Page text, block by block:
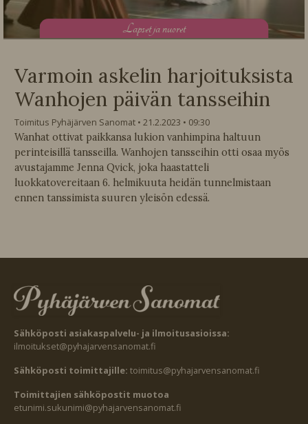
Lapset ja nuoret
Varmoin askelin harjoituksista
Wanhojen päivän tansseihin
Toimitus Pyhäjärven Sanomat 21.2.2023
09:30
Wanhat ottivat paikkansa lukion vanhimpina haltuun
perinteisillä tansseilla. Wanhojen tansseihin otti osaa myös
avustajamme Jenna Qvick, joka haastatteli
luokkatovereitaan 6. helmikuuta heidän tunnelmistaan
ennen tanssimista suuren yleisön edessä.
Sähköposti asiakaspalvelu- ja ilmoitusasioissa:
ilmoitukset@pyhajarvensanomat.fi
Sähköposti toimittajille: toimitus@pyhajarvensanomat.fi
Toimittajien sähköpostit muotoa
etunimi.sukunimi@pyhajarvensanomat.fi